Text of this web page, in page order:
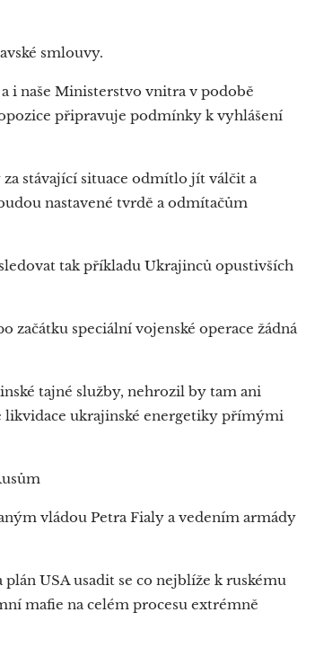
smlouvy.
i naše Ministerstvo vnitra v podobě
připravuje podmínky k vyhlášení
stávající situace odmítlo jít válčit a
nastavené tvrdě a odmítačům
tak příkladu Ukrajinců opustivších
začátku speciální vojenské operace žádná
tajné služby, nehrozil by tam ani
ukrajinské energetiky přímými
vládou Petra Fialy a vedením armády
USA usadit se co nejblíže k ruskému
mafie na celém procesu extrémně